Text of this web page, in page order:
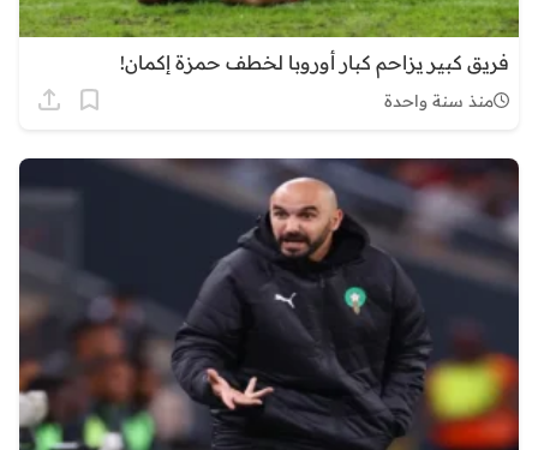
فريق كبير يزاحم كبار أوروبا لخطف حمزة إكمان!
منذ سنة واحدة